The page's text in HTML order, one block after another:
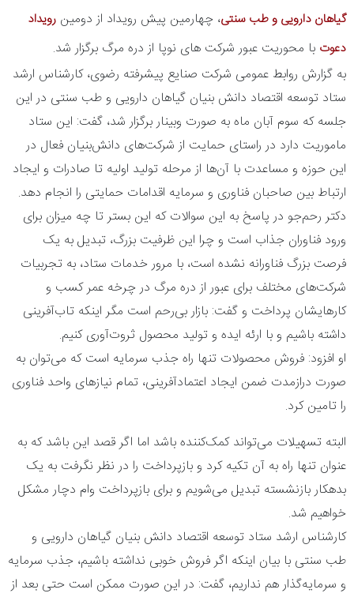
گیاهان دارویی و طب سنتی، چهارمین پیش رویداد از دومین رویداد
دعوت با محوریت عبور شرکت های نوپا از دره مرگ برگزار شد.
به گزارش روابط عمومی شرکت صنایع پیشرفته رضوی، کارشناس ارشد
ستاد توسعه اقتصاد دانش بنیان گیاهان دارویی و طب سنتی در این
جلسه که سوم آبان ماه به صورت وبینار برگزار شد، گفت: این ستاد
ماموریت دارد در راستای حمایت از شرکت‌های دانش‌بنیان فعال در
این حوزه و مساعدت با آن‌ها از مرحله تولید اولیه تا صادرات و ایجاد
ارتباط بین صاحبان فناوری و سرمایه اقدامات حمایتی را انجام دهد.
دکتر رحم‌جو در پاسخ به این سوالات که این بستر تا چه میزان برای
ورود فناوران جذاب است و چرا این ظرفیت بزرگ، تبدیل به یک
فرصت بزرگ فناورانه نشده است، با مرور خدمات ستاد، به تجربیات
شرکت‌های مختلف برای عبور از دره مرگ در چرخه عمر کسب و
کارهایشان پرداخت و گفت: بازار بی‌رحم است مگر اینکه تاب‌آفرینی
داشته باشیم و با ارئه ایده و تولید محصول ثروت‌آوری کنیم.
او افزود: فروش محصولات تنها راه جذب سرمایه است که می‌توان به
صورت درازمدت ضمن ایجاد اعتمادآفرینی، تمام نیازهای واحد فناوری
را تامین کرد.
البته تسهیلات می‌تواند کمک‌کننده باشد اما اگر قصد این باشد که به
عنوان تنها راه به آن تکیه کرد و بازپرداخت را در نظر نگرفت به یک
بدهکار بازنشسته تبدیل می‌شویم و برای بازپرداخت وام دچار مشکل
خواهیم شد.
کارشناس ارشد ستاد توسعه اقتصاد دانش بنیان گیاهان دارویی و
طب سنتی با بیان اینکه اگر فروش خوبی نداشته باشیم، جذب سرمایه
و سرمایه‌گذار هم نداریم، گفت: در این صورت ممکن است حتی بعد از